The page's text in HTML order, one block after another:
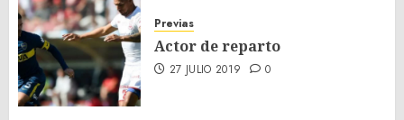
Previas
Actor de reparto
27 JULIO 2019 0